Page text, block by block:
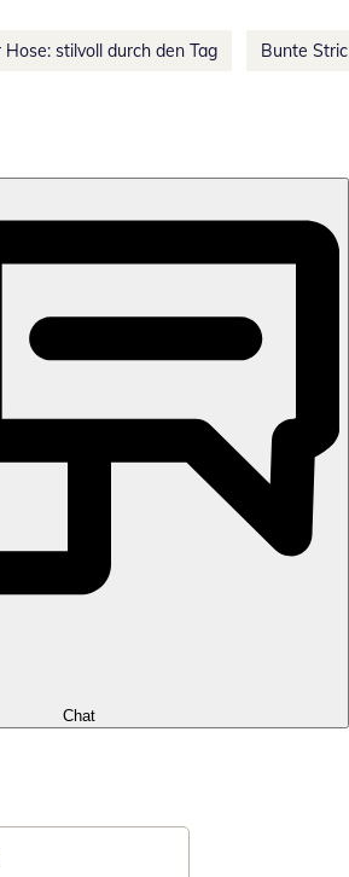
stilvoll durch den Tag Bunte
Chat